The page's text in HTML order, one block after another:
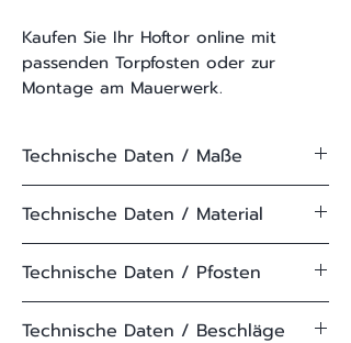
Kaufen Sie Ihr Hoftor online mit
passenden Torpfosten oder zur
Montage am Mauerwerk.
Technische Daten / Maße
Höhe:
600-2000 mm
[Körperhöhe]
Lichteweite:
2000-6000
Technische Daten / Material
Beschichtung:
Strukturierte
Pulverbeschichtung
Technische Daten / Pfosten
Pfostenart:
Alusäulen
Technische Daten / Beschläge